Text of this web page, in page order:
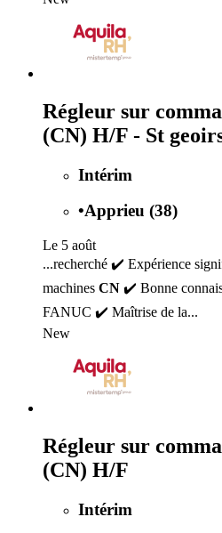
Régleur sur
(CN) H/F - St
Intérim
•Apprieu (38)
Le 5 août
...recherché ✔️ Expérience
machines CN ✔️ Bonne
FANUC ✔️ Maîtrise de la...
New
Régleur sur
(CN) H/F
Intérim